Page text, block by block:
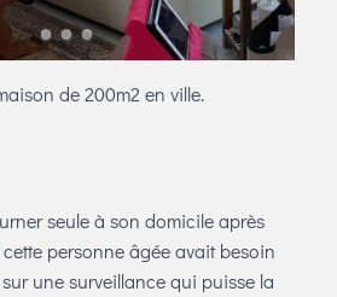
de 200m2 en ville.
seule à son domicile après
personne âgée avait besoin
une surveillance qui puisse la